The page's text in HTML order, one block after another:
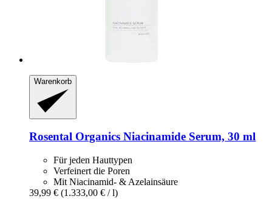
Warenkorb
Rosental Organics Niacinamide Serum, 30 ml
Für jeden Hauttypen
Verfeinert die Poren
Mit Niacinamid- & Azelainsäure
39,99 € (1.333,00 € / l)